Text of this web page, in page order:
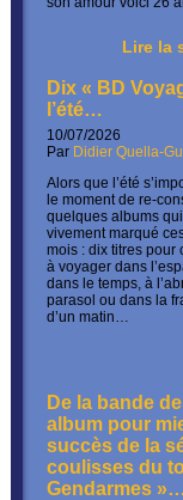
Lire la
Dix « BD
l’été…
10/07/2026
Par Didier Quella-
Alors que l’été
le moment de re-
quelques albums
vivement marqué
mois : dix titres pour
à voyager dans
dans le temps, à
parasol ou dans la
d’un matin…
De la bande
album pour
succès de la
coulisses du
Gendarmes